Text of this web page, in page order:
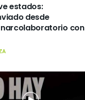
estados:
desde
con